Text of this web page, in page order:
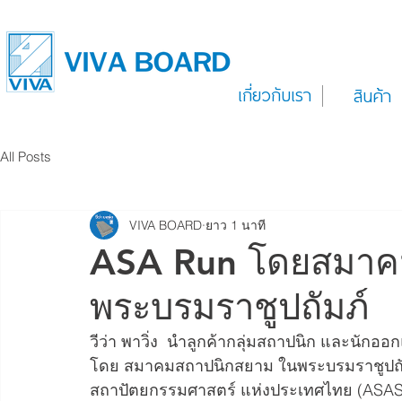
เกี่ยวกับเรา สินค้า
All Posts
ASA Run โดยสมา
พระบรมราชูปถัมภ์
VIVA BOARD ยาว 1 นาที
วีว่า พาวิ่ง  นำลูกค้ากลุ่มสถาปนิก และนักออ
โดย สมาคมสถาปนิกสยาม ในพระบรมราชู
สถาปัตยกรรมศาสตร์ แห่งประเทศไทย